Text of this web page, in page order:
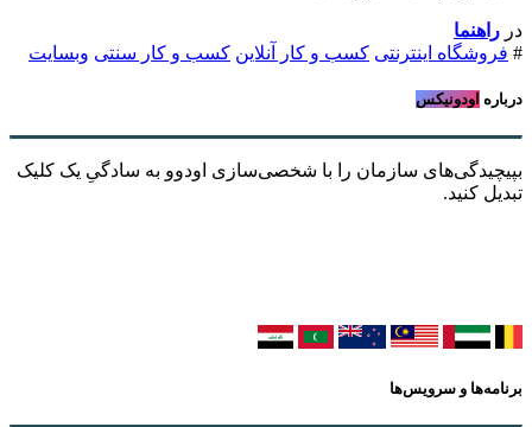
اینترنتی کسب و کار آنلاین کسب و کار سنتی وبسایت
اودونیکس
سازمان را با شخصی‌سازی اودوو به سادگیِ یک کلیک
کنید.
و سرویس‌ها